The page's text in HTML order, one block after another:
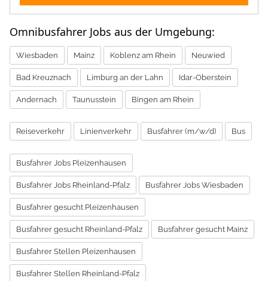
Omnibusfahrer Jobs aus der Umgebung:
Wiesbaden Mainz Koblenz am Rhein Neuwied
Bad Kreuznach Limburg an der Lahn Idar-Oberstein
Andernach Taunusstein Bingen am Rhein
Reiseverkehr Linienverkehr Busfahrer (m/w/d) Bus
Busfahrer Jobs Pleizenhausen
Busfahrer Jobs Rheinland-Pfalz Busfahrer Jobs Wiesbaden
Busfahrer gesucht Pleizenhausen
Busfahrer gesucht Rheinland-Pfalz Busfahrer gesucht Mainz
Busfahrer Stellen Pleizenhausen
Busfahrer Stellen Rheinland-Pfalz